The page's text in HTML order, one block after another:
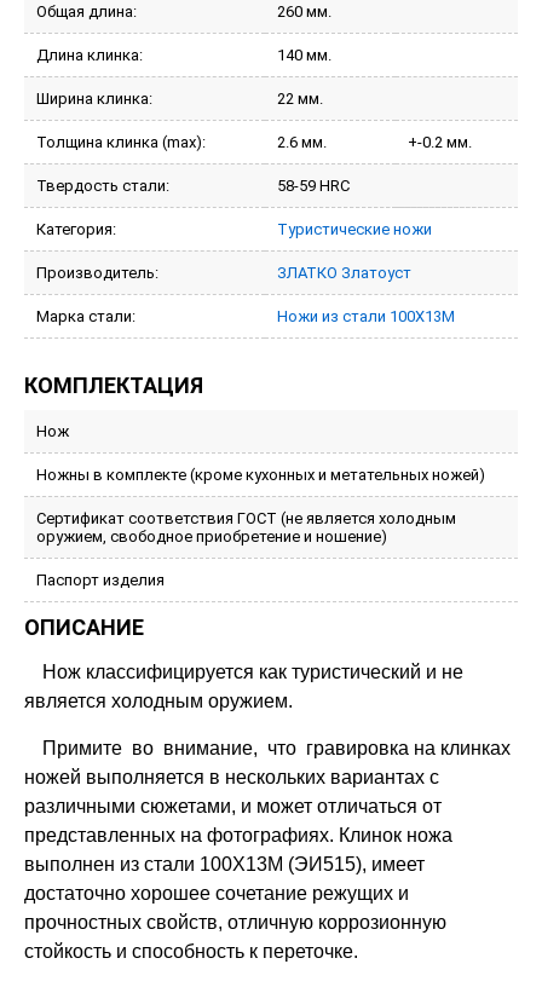
Общая длина: 260 мм.
Длина клинка: 140 мм.
Ширина клинка: 22 мм.
Толщина клинка (max): 2.6 мм. +-0.2 мм.
Твердость стали: 58-59 HRC
Категория: Туристические ножи
Производитель: ЗЛАТКО Златоуст
Марка стали: Ножи из стали 100Х13М
КОМПЛЕКТАЦИЯ
Нож
Ножны в комплекте (кроме кухонных и метательных ножей)
Сертификат соответствия ГОСТ (не является холодным
оружием, свободное приобретение и ношение)
Паспорт изделия
ОПИСАНИЕ
Нож классифицируется как туристический и не
является холодным оружием.
Примите во внимание, что гравировка на клинках
ножей выполняется в нескольких вариантах с
различными сюжетами, и может отличаться от
представленных на фотографиях. Клинок ножа
выполнен из стали 100Х13М (ЭИ515), имеет
достаточно хорошее сочетание режущих и
прочностных свойств, отличную коррозионную
стойкость и способность к переточке.